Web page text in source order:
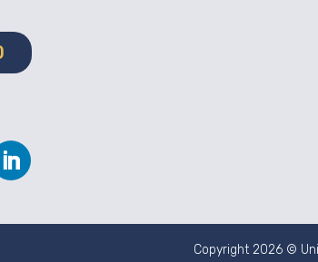
Copyright 2026 ©